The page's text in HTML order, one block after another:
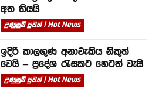
අත තියයි
උණුසුම් පුවත් | Hot News
ඉදිරි කාලගුණ අනාවැකිය නිකුත්
වෙයි – ප්‍රදේශ රැසකට හෙටත් වැසි
උණුසුම් පුවත් | Hot News